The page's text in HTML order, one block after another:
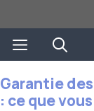
au
contenuMenu
Garantie
: ce que